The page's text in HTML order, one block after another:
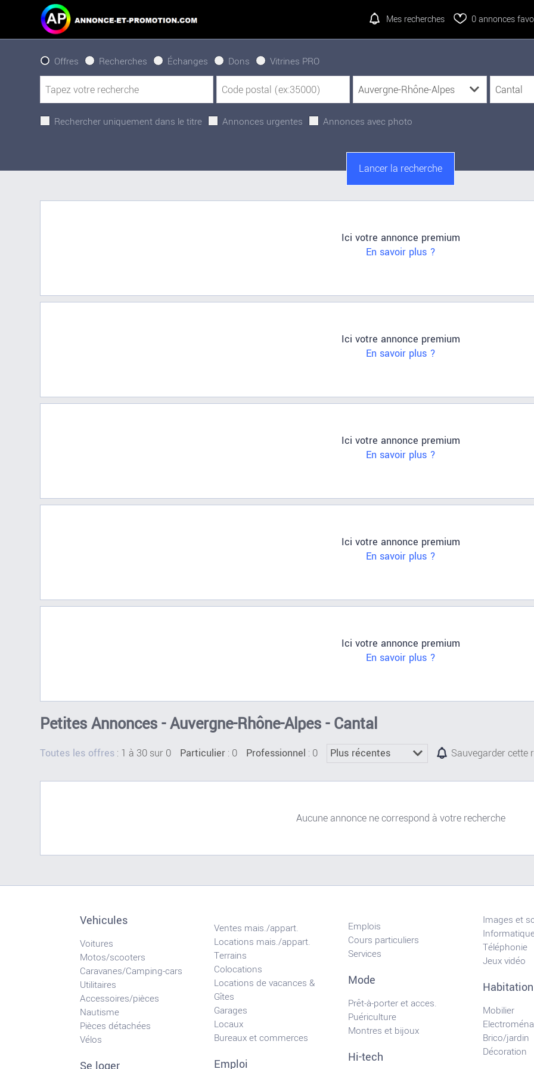
Mes recherches 0annonces
Offres Recherches Échanges Dons Vitrines PRO
Rechercher uniquement dans le titre Annonces urgentes Annonces avec photo
Ici votre annonce premium
En savoir plus ?
Ici votre annonce premium
En savoir plus ?
Ici votre annonce premium
En savoir plus ?
Ici votre annonce premium
En savoir plus ?
Ici votre annonce premium
En savoir plus ?
Petites Annonces - Auvergne-Rhône-Alpes - Cantal
Toutes les offres : 1 à 30 sur 0 Particulier : 0 Professionnel : 0 Sauvegarder cette
Aucune annonce ne correspond à votre recherche
Vehicules
Voitures
Motos/scooters
Caravanes/Camping-cars
Utilitaires
Accessoires/pièces
Nautisme
Pièces détachées
Vélos
Ventes mais./appart.
Locations mais./appart.
Terrains
Colocations
Locations de vacances &
Gîtes
Garages
Locaux
Bureaux et commerces
Emploi
Emplois
Cours particuliers
Services
Mode
Prêt-à-porter et acces.
Puériculture
Montres et bijoux
Hi-tech
Images et
Téléphonie
Jeux vidéo
Habitation
Mobilier
Brico/jardin
Décoration